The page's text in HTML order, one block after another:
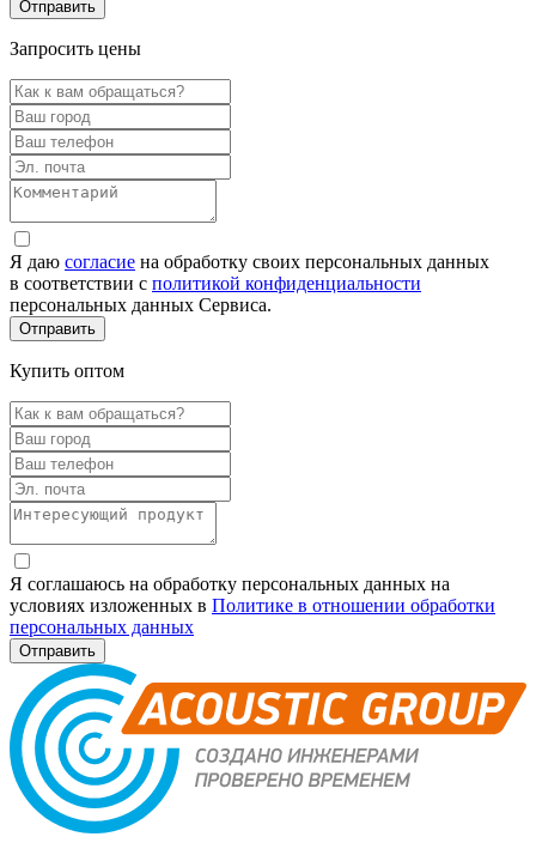
Запросить цены
Я даю согласие на обработку своих персональных данных
в соответствии с политикой конфиденциальности
персональных данных Сервиса.
Купить оптом
Я соглашаюсь на обработку персональных данных на
условиях изложенных в Политике в отношении обработки
персональных данных